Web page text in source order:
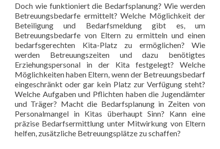
Doch wie funktioniert die Bedarfsplanung? Wie werden
Betreuungsbedarfe ermittelt? Welche Möglichkeit der
Beteiligung und Bedarfsmeldung gibt es, um
Betreuungsbedarfe von Eltern zu ermitteln und einen
bedarfsgerechten Kita-Platz zu ermöglichen? Wie
werden Betreuungszeiten und dazu benötigtes
Erziehungspersonal in der Kita festgelegt? Welche
Möglichkeiten haben Eltern, wenn der Betreuungsbedarf
eingeschränkt oder gar kein Platz zur Verfügung steht?
Welche Aufgaben und Pflichten haben die Jugendämter
und Träger? Macht die Bedarfsplanung in Zeiten von
Personalmangel in Kitas überhaupt Sinn? Kann eine
präzise Bedarfsermittlung unter Mitwirkung von Eltern
helfen, zusätzliche Betreuungsplätze zu schaffen?